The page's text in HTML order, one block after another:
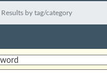
Results by tag/category